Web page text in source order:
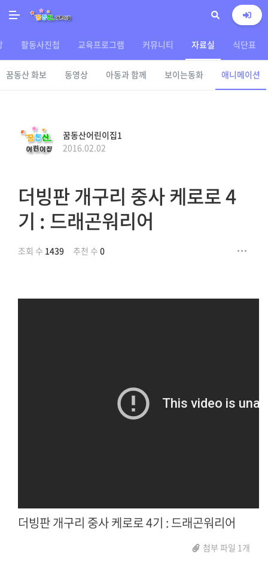
활동사진첩 교육프로그램 커뮤니티 자료실 식단표
꿈동산 화보 동영상 아동과 함께 보이는동화 애니메이션
꿈동산어린이집1
2016.02.02
더빙판 개구리 중사 케로로 4
기 : 드래곤워리어
조회 수 1439 추천 수 0
더빙판 개구리 중사 케로로 4기 : 드래곤워리어
첨부 파일 1개